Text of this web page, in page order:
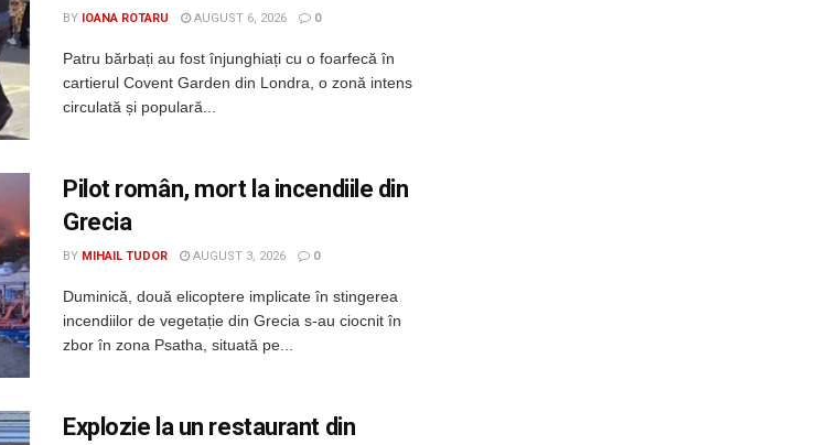
BY IOANA ROTARU AUGUST 6, 2026 0
Patru bărbați au fost înjunghiați cu o foarfecă în
cartierul Covent Garden din Londra, o zonă intens
circulată și populară...
Pilot român, mort la incendiile din
Grecia
BY MIHAIL TUDOR AUGUST 3, 2026 0
Duminică, două elicoptere implicate în stingerea
incendiilor de vegetație din Grecia s-au ciocnit în
zbor în zona Psatha, situată pe...
Explozie la un restaurant din